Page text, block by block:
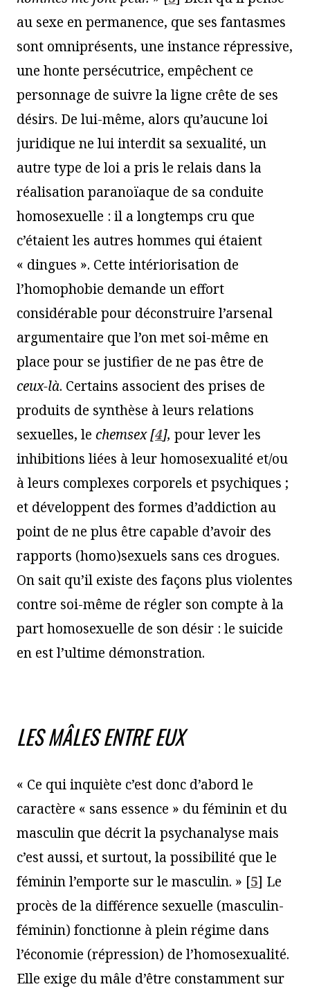
au sexe en permanence, que ses fantasmes
sont omniprésents, une instance répressive,
une honte persécutrice, empêchent ce
personnage de suivre la ligne crête de ses
désirs. De lui-même, alors qu’aucune loi
juridique ne lui interdit sa sexualité, un
autre type de loi a pris le relais dans la
réalisation paranoïaque de sa conduite
homosexuelle : il a longtemps cru que
c’étaient les autres hommes qui étaient
« dingues ». Cette intériorisation de
l’homophobie demande un effort
considérable pour déconstruire l’arsenal
argumentaire que l’on met soi-même en
place pour se justifier de ne pas être de
ceux-là. Certains associent des prises de
produits de synthèse à leurs relations
sexuelles, le chemsex[4], pour lever les
inhibitions liées à leur homosexualité et/ou
à leurs complexes corporels et psychiques ;
et développent des formes d’addiction au
point de ne plus être capable d’avoir des
rapports (homo)sexuels sans ces drogues.
On sait qu’il existe des façons plus violentes
contre soi-même de régler son compte à la
part homosexuelle de son désir : le suicide
en est l’ultime démonstration.
LES MÂLES ENTRE EUX
« Ce qui inquiète c’est donc d’abord le
caractère « sans essence » du féminin et du
masculin que décrit la psychanalyse mais
c’est aussi, et surtout, la possibilité que le
féminin l’emporte sur le masculin. » [5] Le
procès de la différence sexuelle (masculin-
féminin) fonctionne à plein régime dans
l’économie (répression) de l’homosexualité.
Elle exige du mâle d’être constamment sur